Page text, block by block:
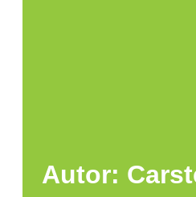
Autor: